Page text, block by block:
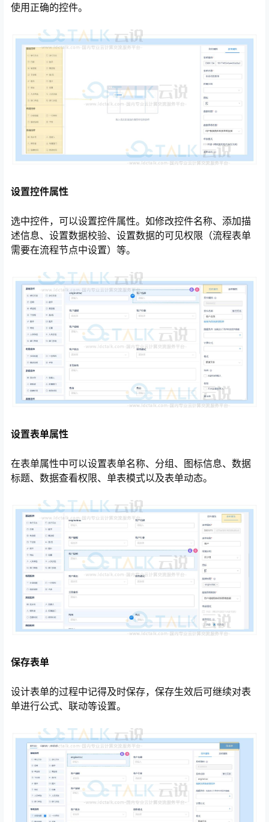
使用正确的控件。
设置控件属性
选中控件，可以设置控件属性。如修改控件名称、添加描
述信息、设置数据校验、设置数据的可见权限（流程表单
需要在流程节点中设置）等。
设置表单属性
在表单属性中可以设置表单名称、分组、图标信息、数据
标题、数据查看权限、单表模式以及表单动态。
保存表单
设计表单的过程中记得及时保存，保存生效后可继续对表
单进行公式、联动等设置。